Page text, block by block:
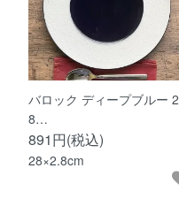
バロック ディープブルー 2
8…
891円(税込)
28×2.8cm